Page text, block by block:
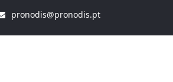
pronodis@pronodis.pt